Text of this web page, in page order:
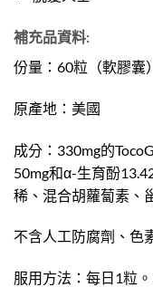
補充品資料:
份量：60粒（軟膠囊）
原產地：美國
成分：330mg的
50mg和α-生育酚
稀、混合胡蘿蔔素、
不含人工防腐劑、色
服用方法：每日1粒